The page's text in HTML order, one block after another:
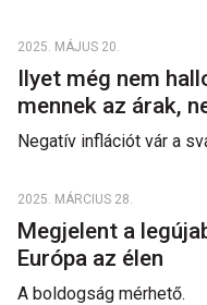
2025. MÁJUS 20.
Ilyet még nem
mennek az árak,
Negatív inflációt vár a
2025. MÁRCIUS 28.
Megjelent a
Európa az élen
A boldogság mérhető.